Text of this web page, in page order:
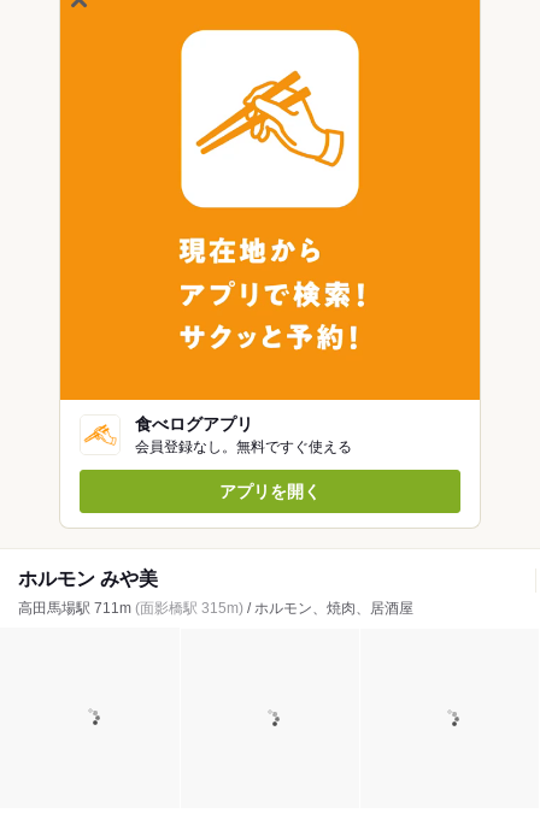
食べログアプリ
会員登録なし。無料ですぐ使える
アプリを開く
ホルモン みや美
高田馬場駅 711m (面影橋駅 315m) / ホルモン、焼肉、居酒屋